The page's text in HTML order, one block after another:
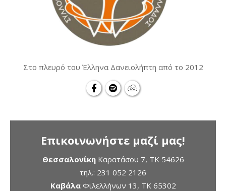
Στο πλευρό του Έλληνα Δανειολήπτη από το 2012
Επικοινωνήστε μαζί μας!
ΘεσσαλονίκηΚαρατάσου 7, TK 54626
τηλ.: 231 052 2126
ΚαβάλαΦιλελλήνων 13, ΤΚ 65302